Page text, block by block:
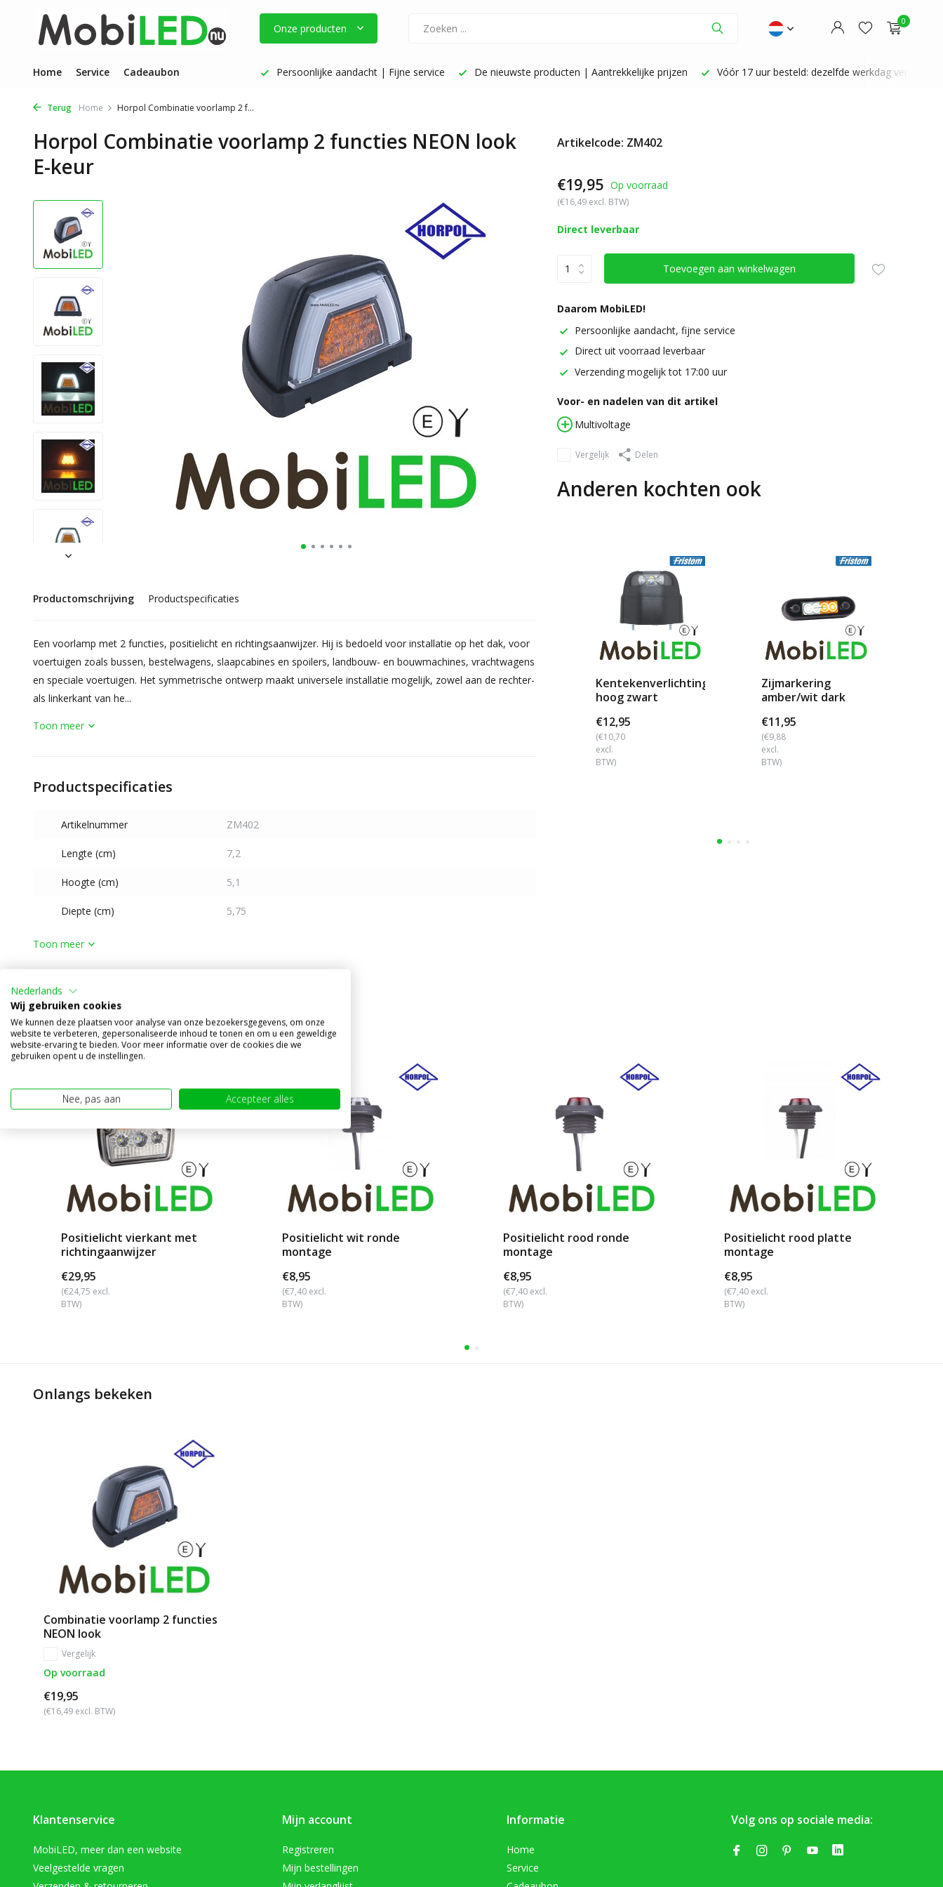
Onze producten
0
Home Service Cadeaubon
Vóór 17 uur besteld: dezelfde werkdag verzonden Persoonlijke aandacht | Fijne service De nieuwste producten | Aantrekkelijke prijzen Vóór 17 uur besteld: dezelfde werkdag verzonden
Terug Home Horpol Combinatie voorlamp 2 f...
Horpol Combinatie voorlamp 2 functies NEON look
E-keur
Productomschrijving Productspecificaties
Een voorlamp met 2 functies, positielicht en richtingsaanwijzer. Hij is bedoeld voor installatie op het dak, voor
voertuigen zoals bussen, bestelwagens, slaapcabines en spoilers, landbouw- en bouwmachines, vrachtwagens
en speciale voertuigen. Het symmetrische ontwerp maakt universele installatie mogelijk, zowel aan de rechter-
als linkerkant van he...
Toon meer
Productspecificaties
Artikelnummer ZM402
Lengte (cm) 7,2
Hoogte (cm) 5,1
Diepte (cm) 5,75
Toon meer
Artikelcode: ZM402
€19,95 Op voorraad
(€16,49 excl. BTW)
Direct leverbaar
Toevoegen aan winkelwagen
Daarom MobiLED!
Persoonlijke aandacht, fijne service
Direct uit voorraad leverbaar
Verzending mogelijk tot 17:00 uur
Voor- en nadelen van dit artikel
Multivoltage
Vergelijk Delen
Anderen kochten ook
Kentekenverlichting
hoog zwart
€12,95
(€10,70
excl.
BTW)
Zijmarkering
amber/wit dark
€11,95
(€9,88
excl.
BTW)
Alternatieve producten
Positielicht vierkant met
richtingaanwijzer
€29,95
(€24,75 excl.
BTW)
Positielicht wit ronde
montage
€8,95
(€7,40 excl.
BTW)
Positielicht rood ronde
montage
€8,95
(€7,40 excl.
BTW)
Positielicht rood platte
montage
€8,95
(€7,40 excl.
BTW)
Onlangs bekeken
Combinatie voorlamp 2 functies
NEON look
Vergelijk
Op voorraad
€19,95
(€16,49 excl. BTW)
Klantenservice
MobiLED, meer dan een website
Veelgestelde vragen
Mijn account
Registreren
Mijn bestellingen
Informatie
Home
Service
Volg ons op sociale media:
Nederlands
Wij gebruiken cookies
We kunnen deze plaatsen voor analyse van onze bezoekersgegevens, om onze
website te verbeteren, gepersonaliseerde inhoud te tonen en om u een geweldige
website-ervaring te bieden. Voor meer informatie over de cookies die we
gebruiken opent u de instellingen.
Nee, pas aan Accepteer alles